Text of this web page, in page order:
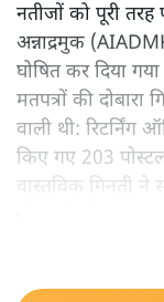
नतीजों को पूरी
अन्नाद्रमुक
घोषित कर दिया
मतपत्रों की
वाली थी: रिटर्निंग
किए गए 203
वास्तविक गिनती ने
जीत चुके थे।